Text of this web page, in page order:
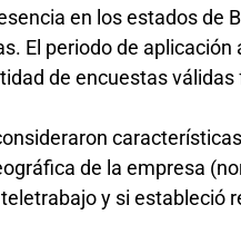
en los estados de
El periodo de
de encuestas válidas
de la empresa
y si estableció